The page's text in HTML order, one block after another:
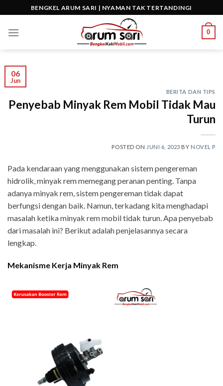
to
content
BENGKEL ARUM SARI | NYAMAN TAK TERTANDINGI
0
06
Jun
BERITA DAN TIPS
Penyebab Minyak Rem Mobil Tidak Mau
Turun
POSTED ON JUNI 6, 2023 BY NOVEL P
Pada kendaraan yang menggunakan sistem pengereman
hidrolik, minyak rem memegang peranan penting. Tanpa
adanya minyak rem, sistem pengereman tidak dapat
berfungsi dengan baik. Namun, terkadang kita menghadapi
masalah ketika minyak rem mobil tidak turun. Apa penyebab
dari masalah ini? Berikut adalah penjelasannya secara
lengkap.
Mekanisme Kerja Minyak Rem